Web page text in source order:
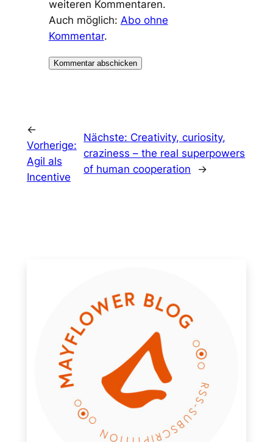
weiteren Kommentaren.
Auch möglich: Abo ohne
Kommentar.
←
Vorherige:
Agil als
Incentive
Nächste: Creativity, curiosity,
craziness – the real superpowers
of human cooperation
→